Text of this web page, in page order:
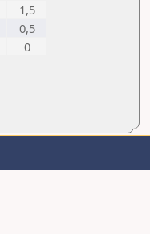
1,5
0,5
0